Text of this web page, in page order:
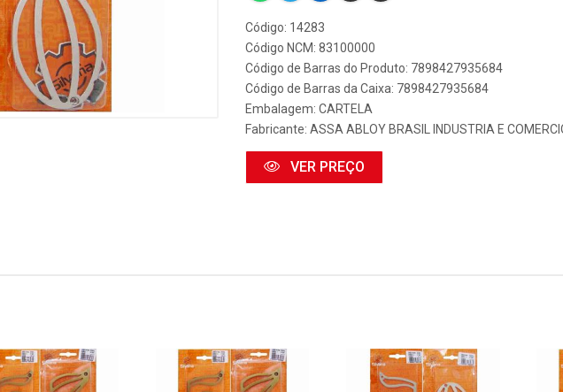
Código: 14283
Código NCM: 83100000
Código de Barras do Produto: 7898427935684
Código de Barras da Caixa: 7898427935684
Embalagem: CARTELA
Fabricante: ASSA ABLOY BRASIL INDUSTRIA E
VER PREÇO